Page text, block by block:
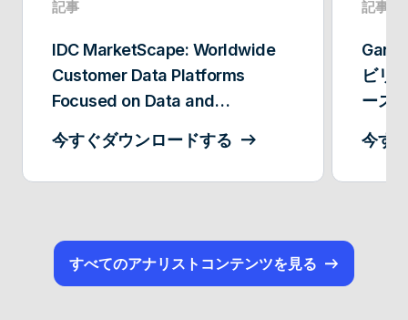
記事
IDC MarketScape: Worldwide
Customer Data Platforms
Focused on Data and
2022 Vendor Assessment
今すぐダウンロードする
記事
ビリ
ース
年も
由
今す
すべてのアナリストコンテンツを見る